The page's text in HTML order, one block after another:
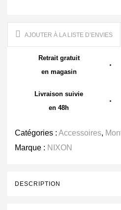
AJOUTER À LA LISTE D’ENVIES
Retrait gratuit
en magasin
Livraison suivie
en 48h
Catégories : Accessoires,
Marque : NIXON
DESCRIPTION